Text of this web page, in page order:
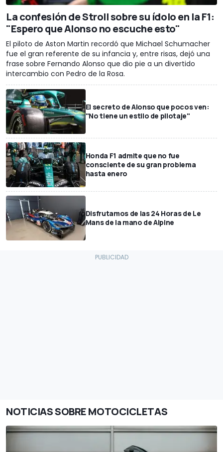
La confesión de Stroll sobre su ídolo en la F1:
"Espero que Alonso no escuche esto"
El piloto de Aston Martin recordó que Michael Schumacher
fue el gran referente de su infancia y, entre risas, dejó una
frase sobre Fernando Alonso que dio pie a un divertido
intercambio con Pedro de la Rosa.
El secreto de Alonso que pocos ven:
"No tiene un estilo de pilotaje"
Honda F1 admite que no fue
consciente de su gran problema
hasta enero
Disfrutamos de las 24 Horas de Le
Mans de la mano de Alpine
NOTICIAS SOBRE MOTOCICLETAS